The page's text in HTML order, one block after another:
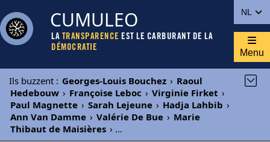
NL
CUMULEO
LA TRANSPARENCE EST LE CARBURANT DE LA
DÉMOCRATIE
Menu
Ils buzzent : Georges-Louis Bouchez › Raoul
Hedebouw › Françoise Leboc › Virginie Firket ›
Paul Magnette › Sarah Lejeune › Hadja Lahbib ›
Ann Van Damme › Valérie De Bue › Marie
Thibaut de Maisières › ...